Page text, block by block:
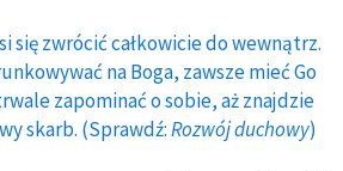
się zwrócić całkowicie do wewnątrz.
na Boga, zawsze mieć Go
zapominać o sobie, aż znajdzie
skarb. (Sprawdź:Rozwój duchowy)